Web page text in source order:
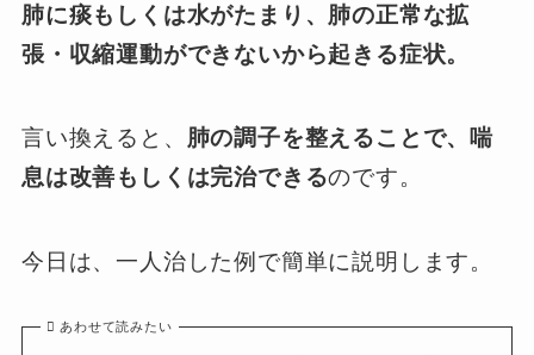
肺に痰もしくは水がたまり、肺の正常な拡
張・収縮運動ができないから起きる症状。
言い換えると、 肺の調子を整えることで、喘
息は改善もしくは完治できるのです。
今日は、一人治した例で簡単に説明します。
あわせて読みたい